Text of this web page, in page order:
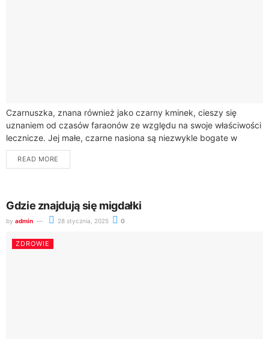
Czarnuszka, znana również jako czarny kminek, cieszy się
uznaniem od czasów faraonów ze względu na swoje właściwości
lecznicze. Jej małe, czarne nasiona są niezwykle bogate w
składniki odżywcze, w tym...
READ MORE
Gdzie znajdują się migdałki
by admin 28 stycznia, 2025 0
ZDROWIE